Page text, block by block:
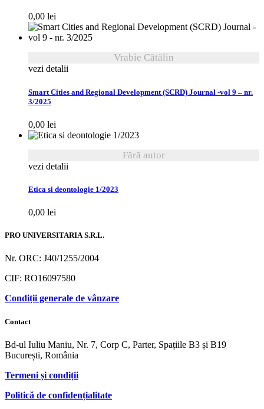
0,00 lei
Vrabie Cătălin
vezi detalii
Smart Cities and Regional Development (SCRD) Journal -vol 9 – nr.
3/2025
0,00 lei
Fără autor
vezi detalii
Etica si deontologie 1/2023
0,00 lei
PRO UNIVERSITARIA S.R.L.
Nr. ORC: J40/1255/2004
CIF: RO16097580
Condiții generale de vânzare
Contact
Bd-ul Iuliu Maniu, Nr. 7, Corp C, Parter, Spațiile B3 și B19
București, România
Termeni și condiții
Politică de confidențialitate